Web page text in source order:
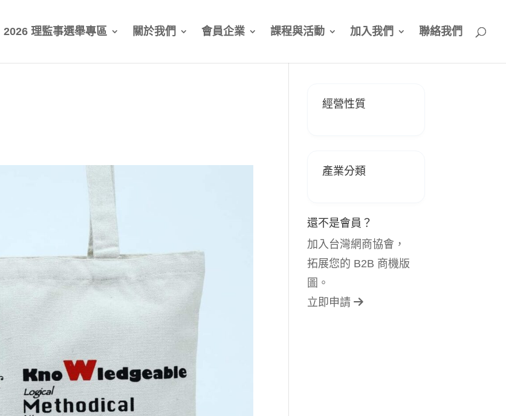
2026 理監事選舉專區 關於我們 會員企業 課程與活動 加入我們 聯絡我們
經營性質
產業分類
還不是會員？
加入台灣網商協會，
拓展您的 B2B 商機版
圖。
立即申請